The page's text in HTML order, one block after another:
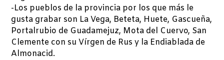
-Los pueblos de la provincia por los que más le
gusta grabar son La Vega, Beteta, Huete, Gascueña,
Portalrubio de Guadamejuz, Mota del Cuervo, San
Clemente con su Vírgen de Rus y la Endiablada de
Almonacid.